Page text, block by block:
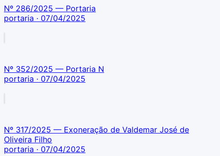
Nº 286/2025 — Portaria
portaria · 07/04/2025
Nº 352/2025 — Portaria N
portaria · 07/04/2025
Nº 317/2025 — Exoneração de Valdemar José de
Oliveira Filho
portaria · 07/04/2025